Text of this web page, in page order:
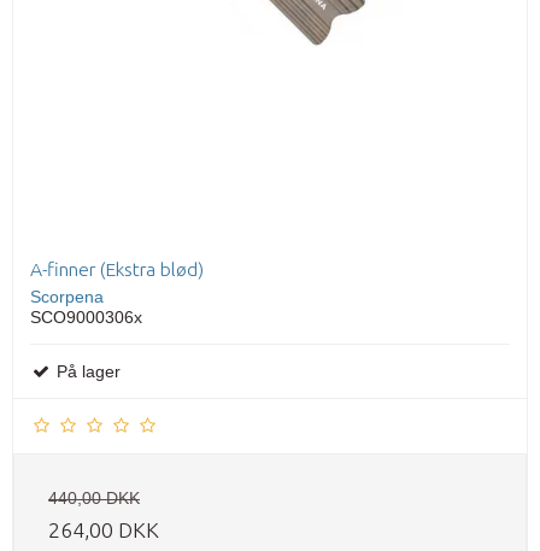
A-finner (Ekstra blød)
Scorpena
SCO9000306x
På lager
440,00 DKK
264,00 DKK